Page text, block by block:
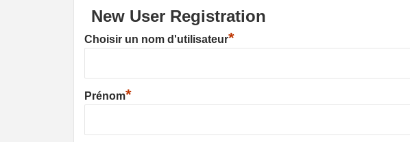
New User Registration
Choisir un nom d'utilisateur*
Prénom*